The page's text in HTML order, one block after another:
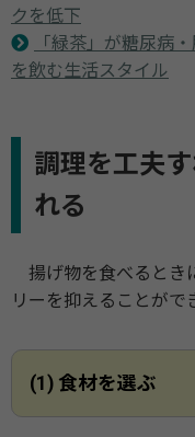
クを低下
「緑茶」が糖尿病
を飲む生活スタイル
調理を工夫
れる
揚げ物を食べるとき
リーを抑えることがで
(1) 食材を選ぶ